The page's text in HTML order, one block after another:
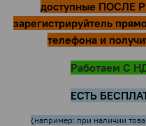
доступные ПОСЛЕ
зарегистрируйтель
телефона и
Работаем С
ЕСТЬ
(например: при наличии